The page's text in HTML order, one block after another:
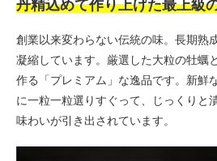
丹精込めて作り上げた最上級
創業以来変わらない伝統の味。長期熟
凝縮しています。厳選した大粒の牡蠣
作る「プレミアム」な逸品です。新鮮
に一粒一粒選りすぐって、じっくりと
味わいが引き出されています。